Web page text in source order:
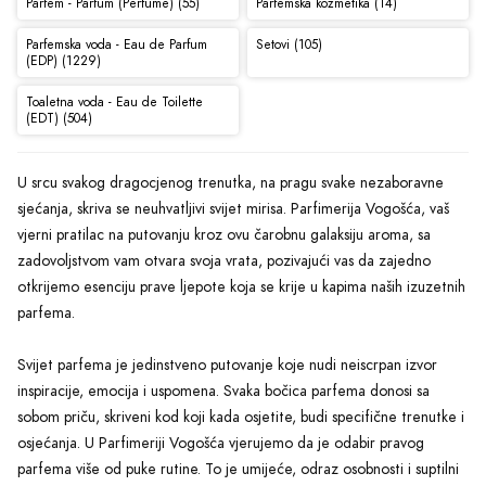
Parfemska voda - Eau de Parfum
(EDP) (1229)
Setovi (105)
Toaletna voda - Eau de Toilette
(EDT) (504)
U srcu svakog dragocjenog trenutka, na pragu svake nezaboravne
sjećanja, skriva se neuhvatljivi svijet mirisa. Parfimerija Vogošća, vaš
vjerni pratilac na putovanju kroz ovu čarobnu galaksiju aroma, sa
zadovoljstvom vam otvara svoja vrata, pozivajući vas da zajedno
otkrijemo esenciju prave ljepote koja se krije u kapima naših izuzetnih
parfema.
Svijet parfema je jedinstveno putovanje koje nudi neiscrpan izvor
inspiracije, emocija i uspomena. Svaka bočica parfema donosi sa
sobom priču, skriveni kod koji kada osjetite, budi specifične trenutke i
osjećanja. U Parfimeriji Vogošća vjerujemo da je odabir pravog
parfema više od puke rutine. To je umijeće, odraz osobnosti i suptilni